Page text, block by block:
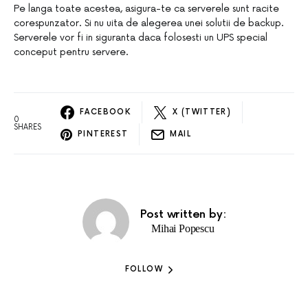
Pe langa toate acestea, asigura-te ca serverele sunt racite
corespunzator. Si nu uita de alegerea unei solutii de backup.
Serverele vor fi in siguranta daca folosesti un UPS special
conceput pentru servere.
0
SHARES
FACEBOOK X (TWITTER)
PINTEREST MAIL
Post written by:
Mihai Popescu
FOLLOW